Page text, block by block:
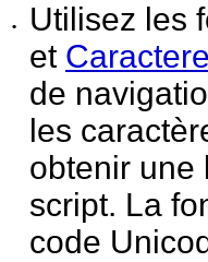
• Utilisez les
et Caractere
de
les
obtenir une
script. La
code